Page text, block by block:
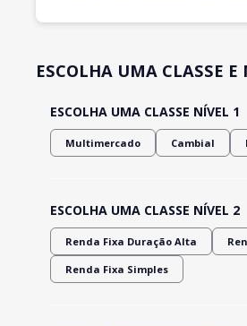
ESCOLHA UMA CLASSE
ESCOLHA UMA CLASSE NÍVEL 1
Multimercado Cambial
ESCOLHA UMA CLASSE NÍVEL 2
Renda Fixa Duração Alta
Renda Fixa Simples